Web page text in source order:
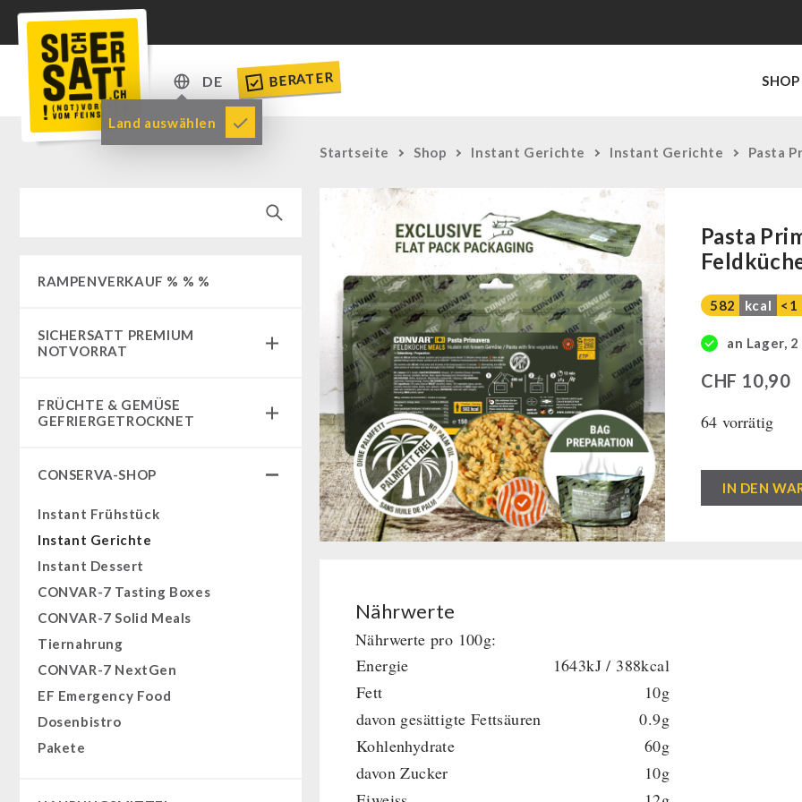
SHOP
DE
DE
EN
Land auswählen
BERATER
RAMPENVERKAUF % % %
SICHERSATT PREMIUM
NOTVORRAT
Fertiggerichte
NR-72
Müsli Zutaten
Vegan
Trinkwasser
Früchte
Gemüse
Kräuter / Gewürze
Grundnahrungsmittel
Milch / Ei / Butter
Getreide / Mehl / Hefe
Zucker / Brühe / Sauce
FRÜCHTE & GEMÜSE
GEFRIERGETROCKNET
leckker Bio Früchte
SicherSatt Früchte
SicherSatt Gemüse
CONSERVA-SHOP
Instant Frühstück
Instant Gerichte
Instant Dessert
CONVAR-7 Tasting Boxes
CONVAR-7 Solid Meals
Tiernahrung
CONVAR-7 NextGen
EF Emergency Food
Dosenbistro
Pakete
Startseite Shop Instant Gerichte Instant Gerichte Pasta
Pasta
582 kcal <1
an Lager,
CHF 10,90
64 vorrätig
Pasta
Primavera
IN DEN
Nährwerte
Nährwerte pro 100g:
Energie
1643kJ / 388kcal
Fett
10g
davon gesättigte Fettsäuren
0.9g
Kohlenhydrate
60g
davon Zucker
10g